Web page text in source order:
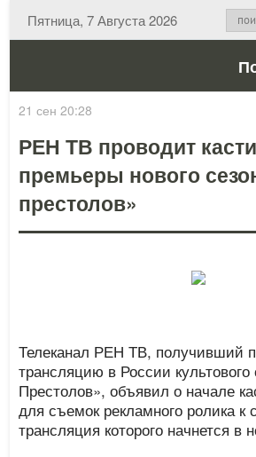
Пятница, 7 Августа 2026
21 сен 20:28
РЕН ТВ проводит
премьеры нового
престолов»
Телеканал РЕН ТВ, получивший
трансляцию в России
Престолов», объявил о начале
для съемок рекламного ролика к
трансляция которого начнется в